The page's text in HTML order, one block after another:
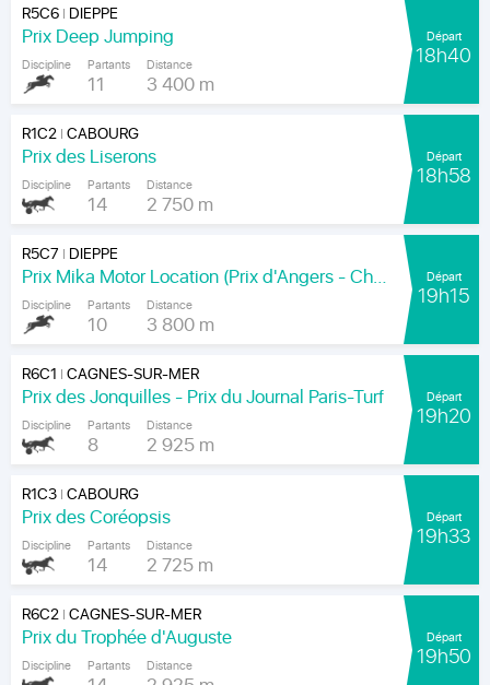
R5C6| DIEPPE
Prix Deep Jumping
Discipline Partants
11
Distance
3 400 m
Départ
18h40
R1C2|CABOURG
Prix des Liserons
Discipline Partants
14
Distance
2 750 m
Départ
18h58
R5C7 | DIEPPE
Prix Mika Motor Location (Prix d'Angers - Chamionnat Paris-Turf des Apprentis-Jeunes-Jockeys)
Discipline Partants
10
Distance
3 800 m
Départ
19h15
R6C1 |CAGNES-SUR-MER
Prix des Jonquilles - Prix du Journal Paris-Turf
Discipline Partants
8
Distance
2 925 m
Départ
19h20
R1C3|CABOURG
Prix des Coréopsis
Discipline Partants
14
Distance
2 725 m
Départ
19h33
R6C2|CAGNES-SUR-MER
Prix du Trophée d'Auguste
Discipline Partants Distance
Départ
19h50